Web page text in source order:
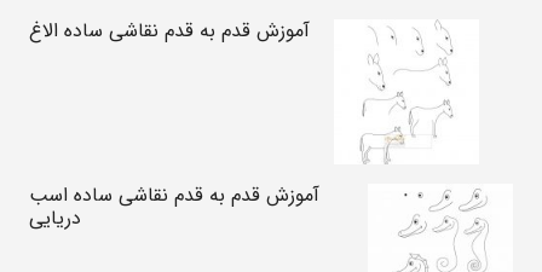
آموزش قدم به قدم نقاشی ساده الاغ
آموزش قدم به قدم نقاشی ساده اسب
دریایی